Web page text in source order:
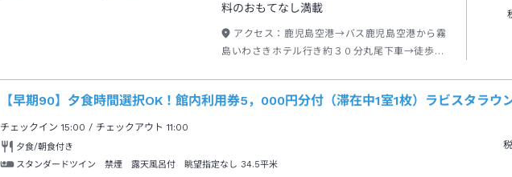
料のおもてなし満載
アクセス： 鹿児島空港→バス鹿児島空港から霧
島いわさきホテル行き約３０分丸尾下車→徒歩約
【早期90】夕食時間選択OK！館内利用券5，000円分付（滞在中1室1枚）ラビスタラウ
チェックイン15:00 / チェックアウト 11:00
夕食/朝食付き
スタンダードツイン 禁煙 露天風呂付 眺望指定なし 34.5平米